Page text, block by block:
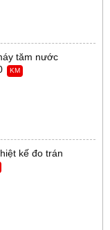
tăm nước
KM
kế đo trán